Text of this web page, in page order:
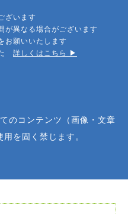
ざいます
が異なる場合がございます
お願いいたします
詳しくはこちら ▶︎
のコンテンツ（画像・文章
を固く禁じます。